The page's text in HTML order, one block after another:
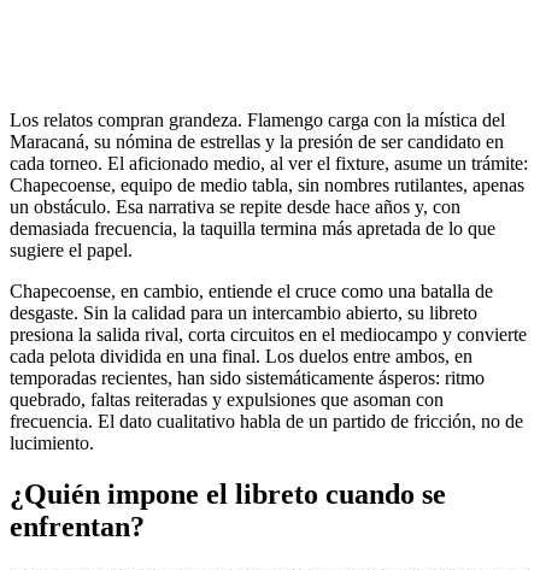
Los relatos compran grandeza. Flamengo carga con la mística del
Maracaná, su nómina de estrellas y la presión de ser candidato en
cada torneo. El aficionado medio, al ver el fixture, asume un trámite:
Chapecoense, equipo de medio tabla, sin nombres rutilantes, apenas
un obstáculo. Esa narrativa se repite desde hace años y, con
demasiada frecuencia, la taquilla termina más apretada de lo que
sugiere el papel.
Chapecoense, en cambio, entiende el cruce como una batalla de
desgaste. Sin la calidad para un intercambio abierto, su libreto
presiona la salida rival, corta circuitos en el mediocampo y convierte
cada pelota dividida en una final. Los duelos entre ambos, en
temporadas recientes, han sido sistemáticamente ásperos: ritmo
quebrado, faltas reiteradas y expulsiones que asoman con
frecuencia. El dato cualitativo habla de un partido de fricción, no de
lucimiento.
¿Quién impone el libreto cuando se
enfrentan?